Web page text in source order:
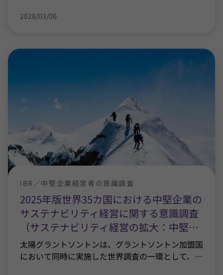
2026/03/06
2025年版世界35カ国における中堅企業の
サステナビリティ経営に関する意識調査
（サステナビリティ経営の拡大：中堅…
IBR／中堅企業経営者の意識調査
太陽グラントソントンは、グラントソントン加盟国
において同時に実施した世界調査の一環として、 …